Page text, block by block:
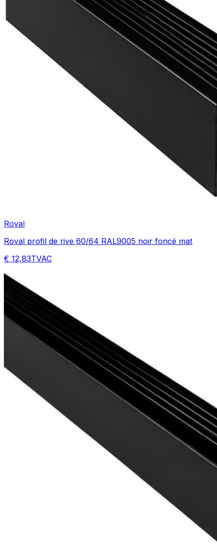
Roval
Roval profil de rive 60/64 RAL9005 noir foncé mat
€ 12,83TVAC